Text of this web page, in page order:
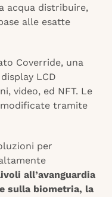
acqua distribuire,
alle esatte
Coverride, una
LCD
video, ed NFT. Le
tramite
per
all’avanguardia
sulla biometria, la